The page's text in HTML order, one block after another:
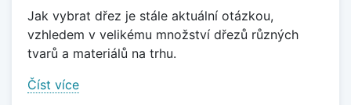
Jak vybrat dřez je stále aktuální otázkou,
vzhledem v velikému množství dřezů různých
tvarů a materiálů na trhu.
Číst více